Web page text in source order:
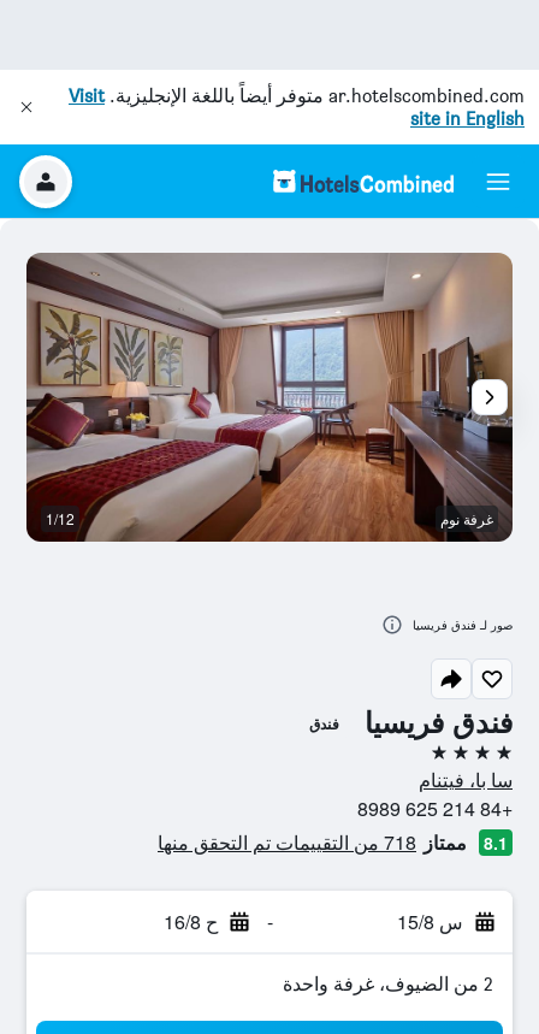
ar.hotelscombined.com متوفر أيضاً باللغة الإنجليزية.Visit
site in English
فندق فريسيا فندق
4 نجوم
سا با، فيتنام
+84 214 625 8989
8.1 ممتاز 718 من التقييمات تم التحقق منها
س 15/8 - ح 16/8
2 من الضيوف، غرفة واحدة
غرفة نوم 1/12
صور لـ فندق فريسيا